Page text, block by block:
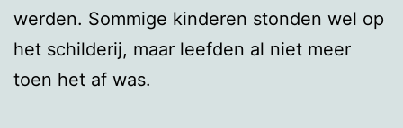
werden. Sommige kinderen stonden wel op
het schilderij, maar leefden al niet meer
toen het af was.